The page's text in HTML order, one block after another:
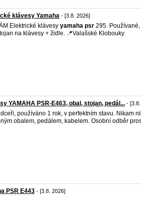
klávesy Yamaha - [3.8. 2026]
Elektrické klávesy yamaha psr 295.
na klávesy + židle. 📍Valašské Klobouky
YAMAHA PSR-E463, obal, stojan, pedál... -
dceři, používáno 1 rok, v perfektním stavu. Nikam
obalem, pedálem, kabelem. Osobní odběr
PSR E443 - [3.8. 2026]